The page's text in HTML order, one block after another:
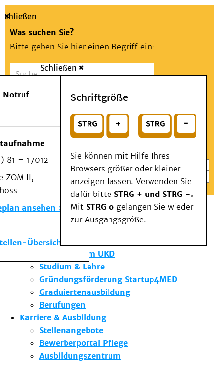
Suche
Schließen
Was suchen Sie?
Bitte geben Sie hier einen Begriff ein:
Suchen
oder
Wählen Sie ein Thema für Ihren Schnelleinstieg
Notfall
Schließen
Notruf
81 – 17012
ZOM II,
ansehen
Übersicht
Schriftgröße
Sie können mit Hilfe Ihres
Browsers größer oder kleiner
anzeigen lassen. Verwenden Sie
dafür bitte STRG + und STRG -.
Mit STRG o gelangen Sie wieder
zur Ausgangsgröße.
Menü
Patienten & Besucher
Kliniken/Institute/Zentren
Als Patient am UKD
Beratung und Unterstützung
Veranstaltungen
Kommunikation im Medizinwesen (KIM)
Notfall
Forschung & Lehre
Die Institute des UKD
Forschung am UKD
Studium & Lehre
Gründungsförderung Startup4MED
Graduiertenausbildung
Berufungen
Karriere & Ausbildung
Stellenangebote
Bewerberportal Pflege
Ausbildungszentrum